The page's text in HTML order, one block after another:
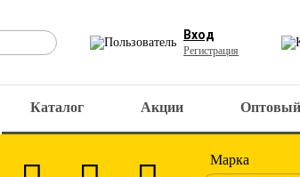
Вход
Регистрация
Каталог Акции Оптовый
Марка